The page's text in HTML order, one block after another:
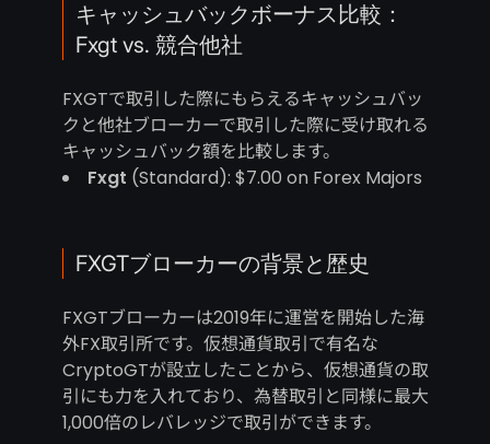
キャッシュバックボーナス比較：
Fxgt vs. 競合他社
FXGTで取引した際にもらえるキャッシュバッ
クと他社ブローカーで取引した際に受け取れる
キャッシュバック額を比較します。
Fxgt (Standard): $7.00 on Forex Majors
FXGTブローカーの背景と歴史
FXGTブローカーは2019年に運営を開始した海
外FX取引所です。仮想通貨取引で有名な
CryptoGTが設立したことから、仮想通貨の取
引にも力を入れており、為替取引と同様に最大
1,000倍のレバレッジで取引ができます。